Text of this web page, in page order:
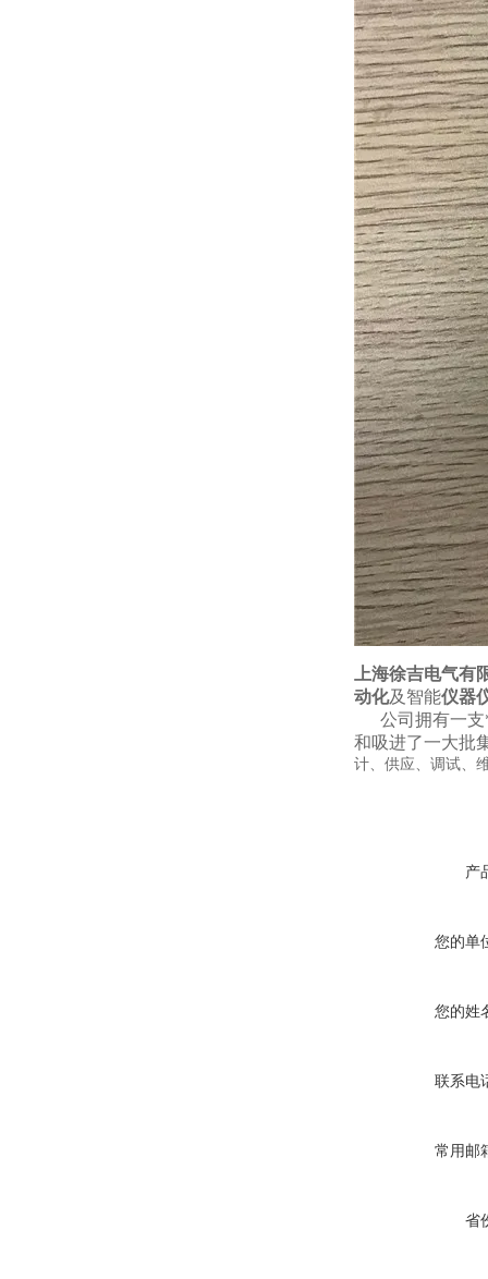
上海徐吉电气有
动化及智能仪器
公司拥有一支*
和吸进了一大批
计、供应、调试、
产
您的单
您的姓
联系电
常用邮
省